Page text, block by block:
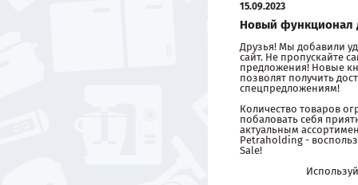
15.09.2023
Новый функционал
Друзья! Мы добавили
сайт. Не пропускайте
предложения! Новые
позволят получить
спецпредложениям!
Количество товаров
побаловать себя
актуальным
Petraholding -
Sale!